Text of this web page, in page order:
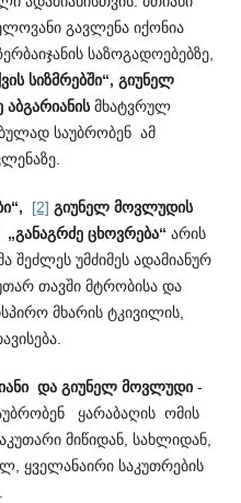
გავლენა იქონია
საზოგადოებებზე,
სიზმრებში“, გიუნელ
მხატვრულ
საუბრობენ ამ
[2] გიუნელ მოვლუდის
„განაგრძე ცხოვრება“ არის
შეძლეს უმძიმეს ადამიანურ
თავში მტრობისა და
მხარის ტკივილის,
და გიუნელ მოვლუდი-
ყარაბაღის ომის
მიწიდან, სახლიდან,
ყველანაირი საკუთრების